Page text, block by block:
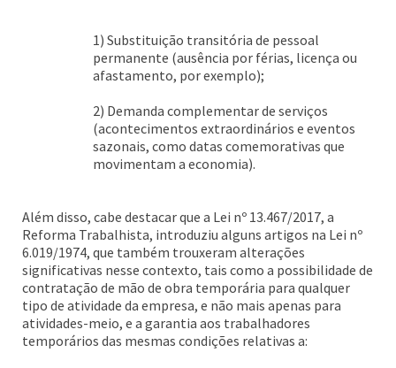
1) Substituição transitória de pessoal
permanente (ausência por férias, licença ou
afastamento, por exemplo);
2) Demanda complementar de serviços
(acontecimentos extraordinários e eventos
sazonais, como datas comemorativas que
movimentam a economia).
Além disso, cabe destacar que a Lei nº 13.467/2017, a
Reforma Trabalhista, introduziu alguns artigos na Lei nº
6.019/1974, que também trouxeram alterações
significativas nesse contexto, tais como a possibilidade de
contratação de mão de obra temporária para qualquer
tipo de atividade da empresa, e não mais apenas para
atividades-meio, e a garantia aos trabalhadores
temporários das mesmas condições relativas a: